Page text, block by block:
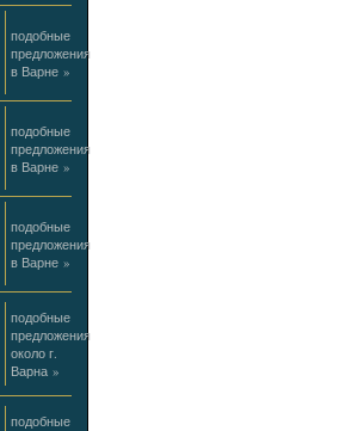
подобные
предложения
в Варне »
подобные
предложения
в Варне »
подобные
предложения
в Варне »
подобные
предложения
около г.
Варна »
подобные